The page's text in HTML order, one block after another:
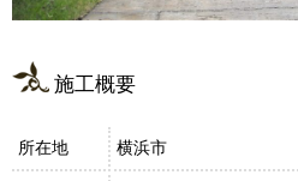
施工概要
所在地 横浜市